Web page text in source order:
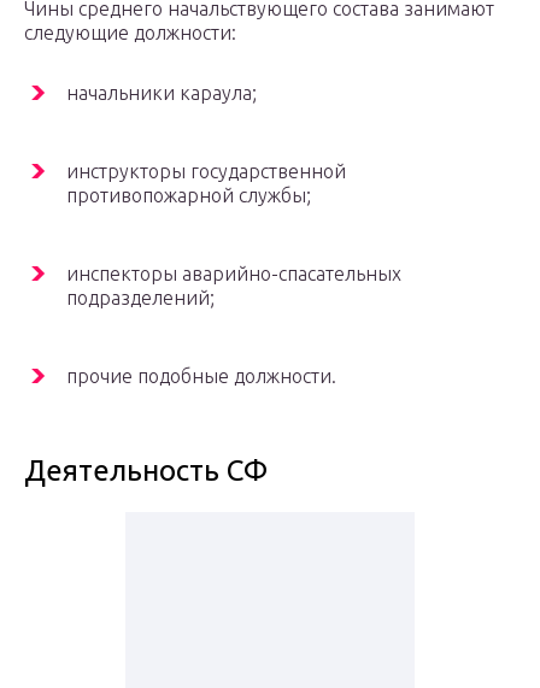
Чины среднего начальствующего состава занимают
следующие должности:
начальники караула;
инструкторы государственной
противопожарной службы;
инспекторы аварийно-спасательных
подразделений;
прочие подобные должности.
Деятельность СФ